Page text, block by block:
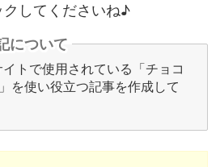
してくださいね♪
について
トで使用されている「チョコ
を使い役立つ記事を作成して